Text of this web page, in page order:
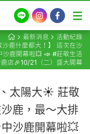
LINE InstagramFacebook
最新消息
活動紀錄
鹿什麼都大！】 這次在沙
鹿開幕啦💥 📣 #莊敬生活
店🎉10/21（二）盛大開幕
太陽大☀️ 莊敬
鹿，最～大排
沙鹿開幕啦💥